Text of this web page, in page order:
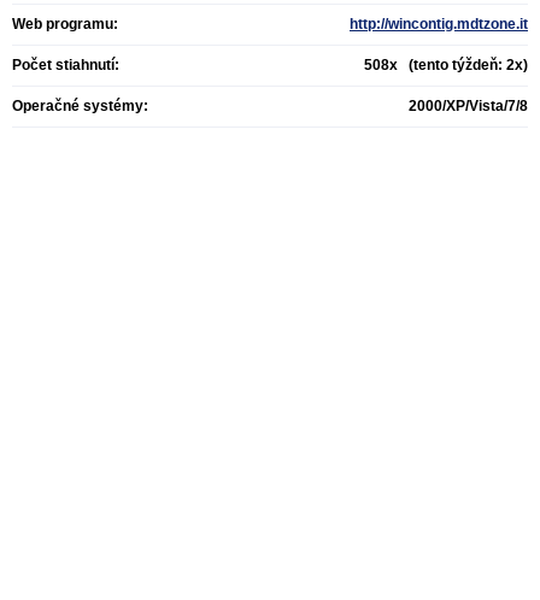
Web programu: http://wincontig.mdtzone.it
Počet stiahnutí: 508x (tento týždeň: 2x)
Operačné systémy: 2000/XP/Vista/7/8